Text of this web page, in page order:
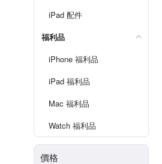
iPad 配件
福利品
iPhone 福利品
iPad 福利品
Mac 福利品
Watch 福利品
價格